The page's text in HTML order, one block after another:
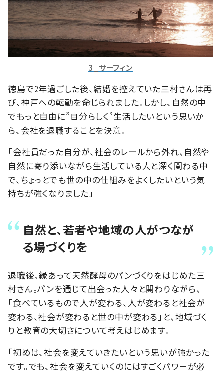
3_サーフィン
徳島で2年過ごした後、結婚を控えていた三村さんは再
び、神戸への転勤を命じられました。しかし、自然の中
でもっと自由に”自分らしく”生活したいという思いか
ら、会社を退職することを決意。
「会社員だった自分が、社会のレールから外れ、自然や
自然に寄り添いながら生活している人と深く関わる中
で、ちょっとでも世の中の仕組みをよくしたいという気
持ちが強くなりました」
自然と、若者や地域の人がつなが
る場づくりを
退職後、縁あって天然酵母のパンづくりをはじめた三
村さん。パンを通じて出会った人々と関わりながら、
「食べているもので人が変わる、人が変わると社会が
変わる、社会が変わると世の中が変わる」と、地域づく
りと教育の大切さについて考えはじめます。
「初めは、社会を変えていきたいという思いが強かった
です。でも、社会を変えていくのにはすごくパワーが必